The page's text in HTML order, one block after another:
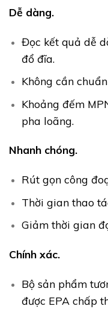
Dễ dàng.
Đọc kết quả dễ
đổ đĩa.
Không cần
Khoảng đếm
pha loãng.
Nhanh chóng.
Rút gọn công
Thời gian thao
Giảm thời gian
Chính xác.
Bộ sản phẩm
được EPA chấp